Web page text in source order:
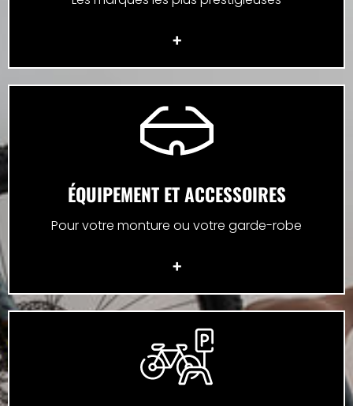
+
ÉQUIPEMENT ET ACCESSOIRES
Pour votre monture ou votre garde-robe
+